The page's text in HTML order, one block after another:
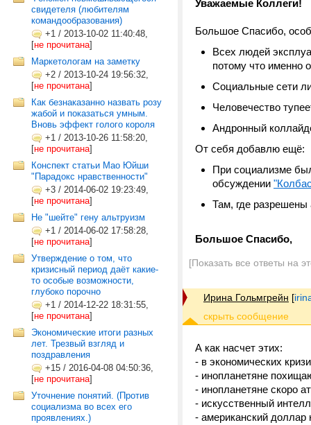
свидетеля (любителям
командообразования)
+1 / 2013-10-02 11:40:48,
[не прочитана]
Маркетологам на заметку
+2 / 2013-10-24 19:56:32,
[не прочитана]
Как безнаказанно назвать розу
жабой и показаться умным.
Вновь эффект голого короля
+1 / 2013-10-26 11:58:20,
[не прочитана]
Конспект статьи Мао Юйши
"Парадокс нравственности"
+3 / 2014-06-02 19:23:49,
[не прочитана]
Не "шейте" гену альтруизм
+1 / 2014-06-02 17:58:28,
[не прочитана]
Утверждение о том, что
кризисный период даёт какие-
то особые возможности,
глубоко порочно
+1 / 2014-12-22 18:31:55,
[не прочитана]
Экономические итоги разных
лет. Трезвый взгляд и
поздравления
+15 / 2016-04-08 04:50:36,
[не прочитана]
Уточнение понятий. (Против
социализма во всех его
проявлениях.)
Уважаемые Коллеги!
Большое Спасибо,
Всех людей
потому что именно
Социальные сети
Человечество
Андронный
От себя добавлю ещё:
При социализме
обсуждении
Там, где
Большое Спасибо,
[Показать все ответы на
Ирина Гольмгрейн [
А как насчет этих:
- в экономических
- инопланетяне
- инопланетяне скоро
- искусственный
- американский доллар